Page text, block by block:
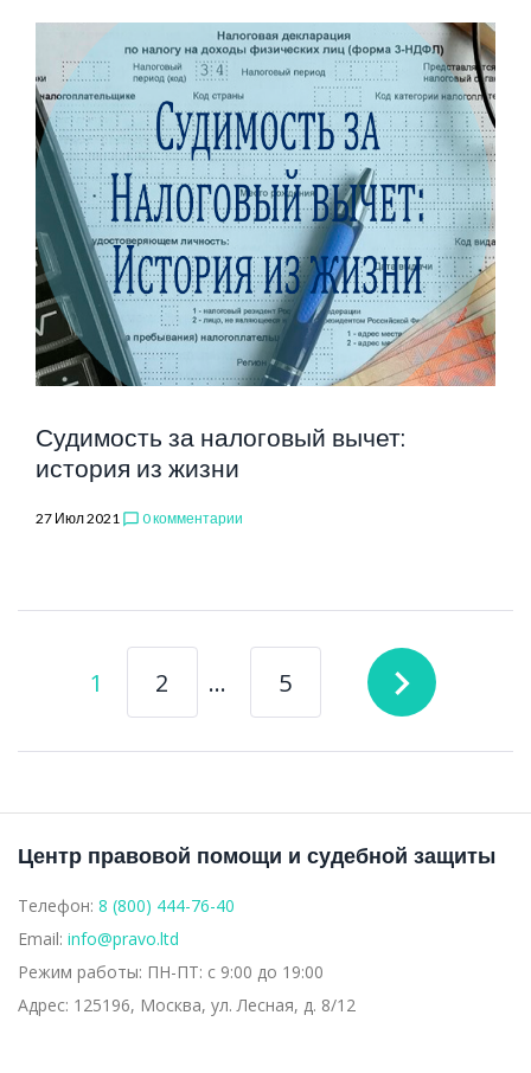
Судимость за налоговый вычет:
история из жизни
27 Июл 2021 chat_bubble_outline 0 комментарии
Навигация
1 2 … 5 navigate_next
Центр правовой помощи и судебной защиты
Телефон: 8 (800) 444-76-40
Email: info@pravo.ltd
Режим работы: ПН-ПТ: с 9:00 до 19:00
Адрес: 125196, Москва, ул. Лесная, д. 8/12